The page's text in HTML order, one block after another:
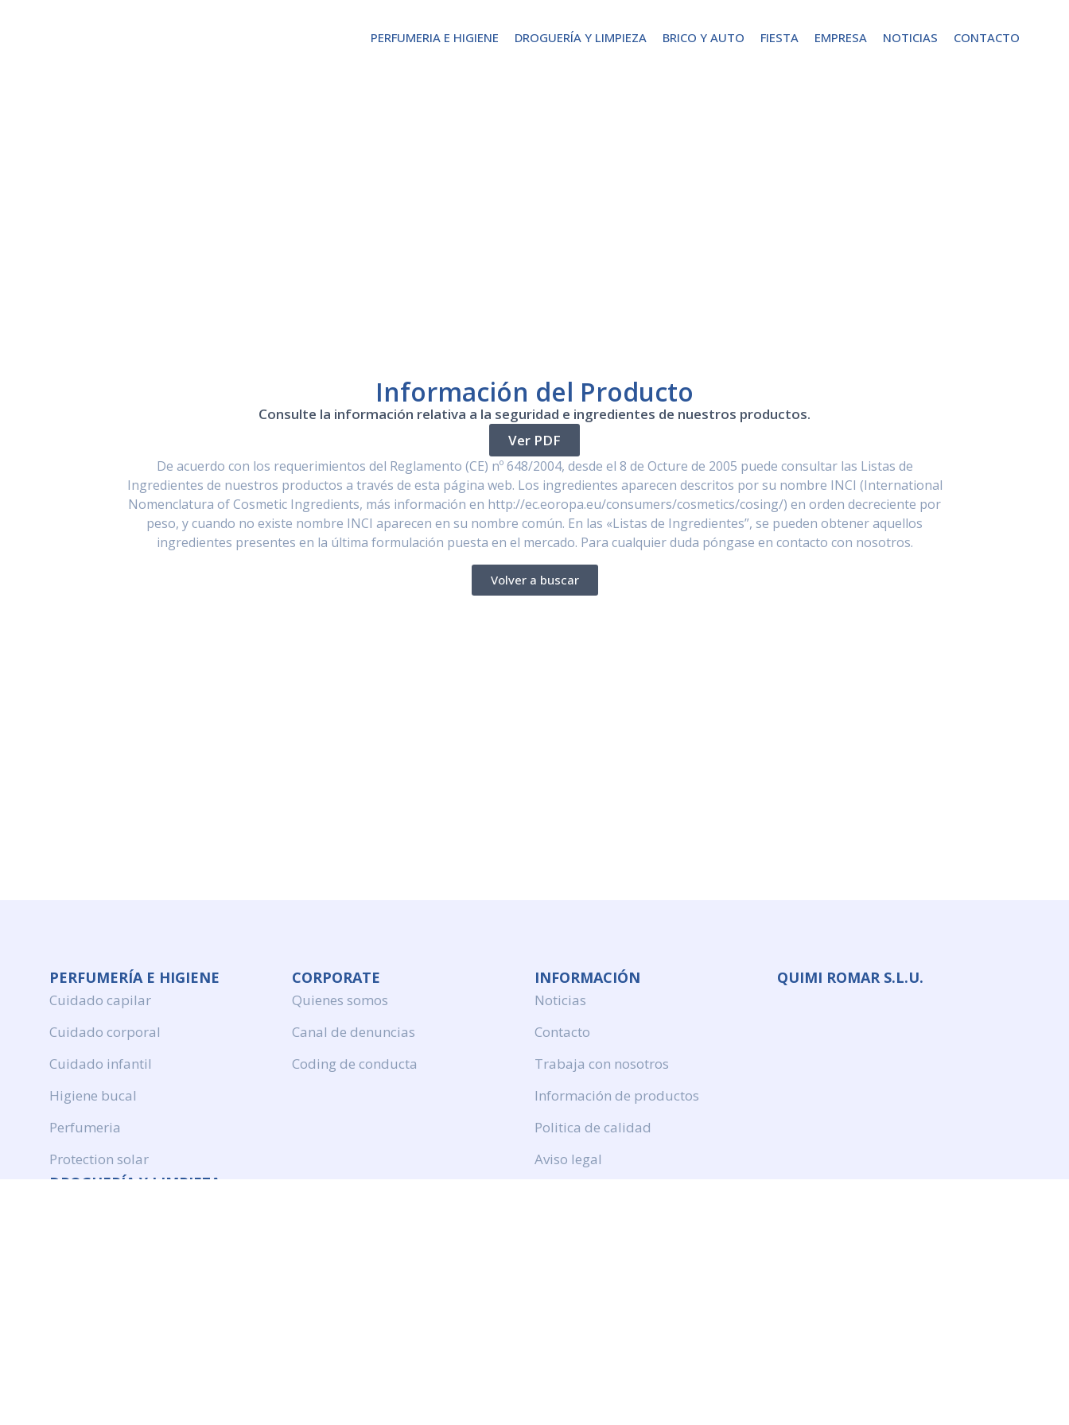
PERFUMERIA E HIGIENE DROGUERÍA Y LIMPIEZA BRICO Y AUTO FIESTA EMPRESA NOTICIAS CONTACTO
Información del Producto
Consulte la información relativa a la seguridad e ingredientes de nuestros productos.
Ver PDF
De acuerdo con los requerimientos del Reglamento (CE) nº 648/2004, desde el 8 de Octure de 2005 puede consultar las Listas de
Ingredientes de nuestros productos a través de esta página web. Los ingredientes aparecen descritos por su nombre INCI (International
Nomenclatura of Cosmetic Ingredients, más información en http://ec.eoropa.eu/consumers/cosmetics/cosing/) en orden decreciente por
peso, y cuando no existe nombre INCI aparecen en su nombre común. En las «Listas de Ingredientes”, se pueden obtener aquellos
ingredientes presentes en la última formulación puesta en el mercado. Para cualquier duda póngase en contacto con nosotros.
Volver a buscar
PERFUMERÍA E HIGIENE
Cuidado capilar
Cuidado corporal
Cuidado infantil
Higiene bucal
Perfumeria
Protection solar
DROGUERÍA Y LIMPIEZA
CORPORATE
Quienes somos
Canal de denuncias
Coding de conducta
INFORMACIÓN
Noticias
Contacto
Trabaja con nosotros
Información de productos
Politica de calidad
Aviso legal
QUIMI ROMAR S.L.U.